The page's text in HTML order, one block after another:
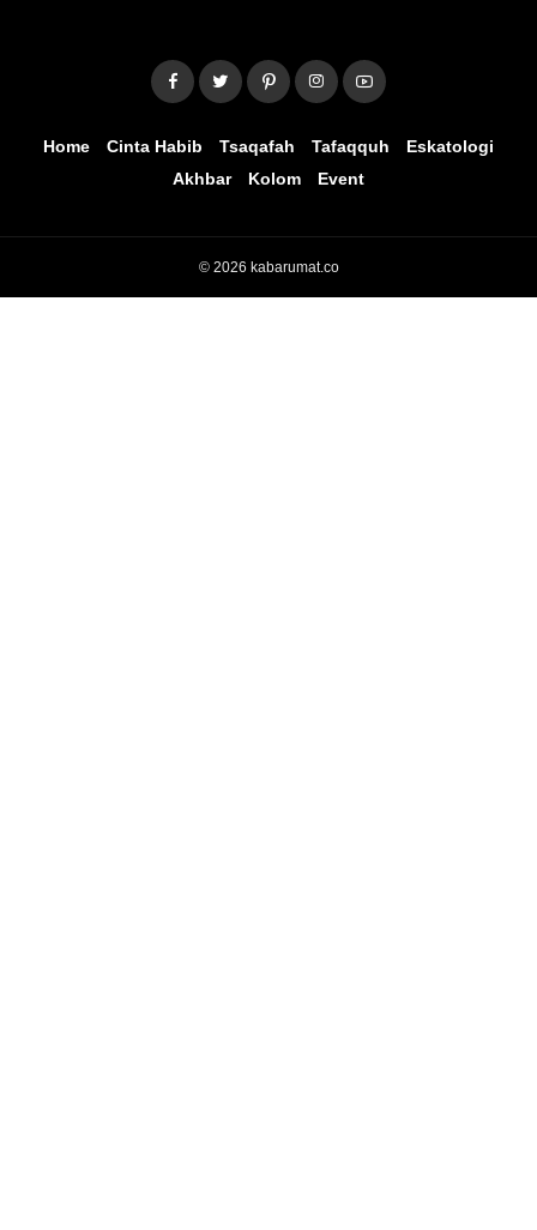
Home Cinta Habib Tsaqafah Tafaqquh
Eskatologi
Akhbar
Kolom Event
© 2026 kabarumat.co